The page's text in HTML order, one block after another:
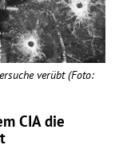
verübt (Foto:
CIAdie